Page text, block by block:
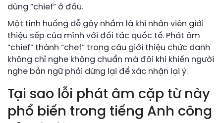
dùng “chief” ở đầu.
Một tình huống dễ gây nhầm là khi nhân viên giới
thiệu sếp của mình với đối tác quốc tế. Phát âm
“chief” thành “chef” trong câu giới thiệu chức danh
không chỉ nghe không chuẩn mà đôi khi khiến người
nghe bản ngữ phải dừng lại để xác nhận lại ý.
Tại sao lỗi phát âm cặp từ này
phổ biến trong tiếng Anh công